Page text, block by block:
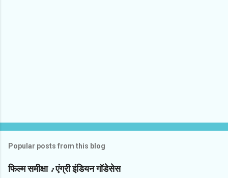
Popular posts from this blog
फिल्‍म समीक्षा : एंग्री इंडियन गॉडेसेस